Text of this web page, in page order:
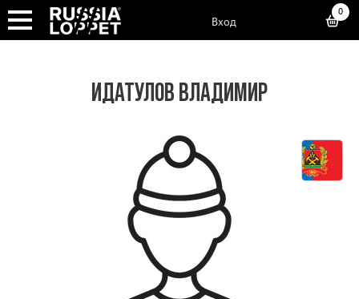
Вход
0
ИДАТУЛОВ ВЛАДИМИР